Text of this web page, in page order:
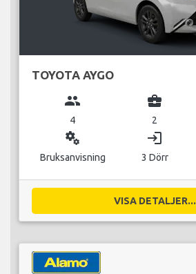
TOYOTA AYGO
group
4
business_center
2
miscellaneous_services
Bruksanvisning
login
3 Dörr
VISA DETALJER...